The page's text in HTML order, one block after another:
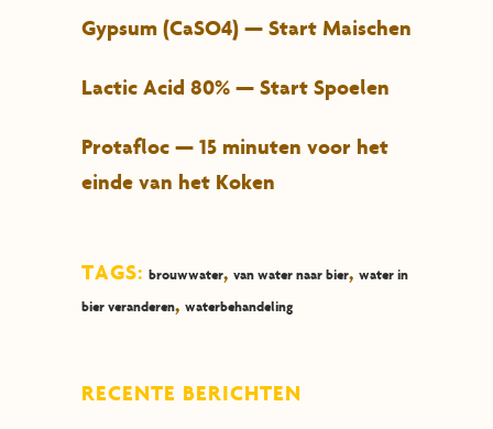
Gypsum (CaSO4) — Start Maischen
Lactic Acid 80% — Start Spoelen
Protafloc — 15 minuten voor het
einde van het Koken
TAGS: brouwwater, van water naar bier, water in
bier veranderen, waterbehandeling
RECENTE BERICHTEN